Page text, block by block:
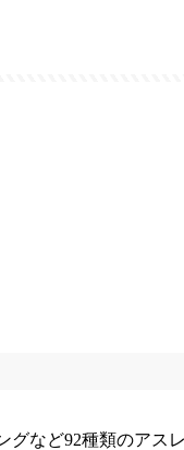
など92種類のアス